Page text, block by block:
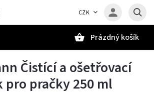
CZK
Prázdný košík
Čistící a ošetřovací
pro pračky 250 ml